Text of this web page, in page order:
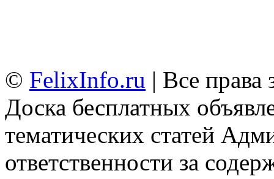
© FelixInfo.ru | Все
Доска бесплатных
тематических статей
ответственности за